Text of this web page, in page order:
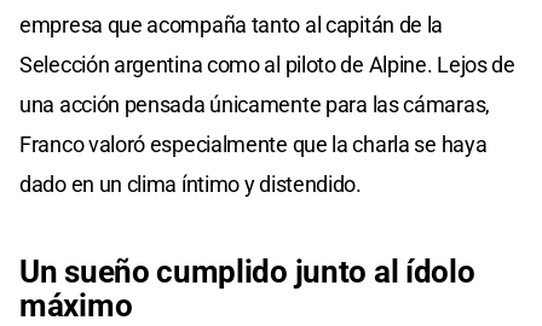
empresa que acompaña tanto al capitán de la
Selección argentina como al piloto de Alpine. Lejos de
una acción pensada únicamente para las cámaras,
Franco valoró especialmente que la charla se haya
dado en un clima íntimo y distendido.
Un sueño cumplido junto al ídolo
máximo